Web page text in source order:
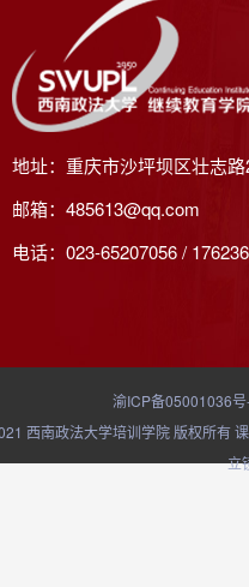
地址：重庆市沙坪坝区壮志
邮箱：485613@qq.com
电话：023-65207056 /
渝ICP备05001036
西南政法大学培训学院 版权所有
立